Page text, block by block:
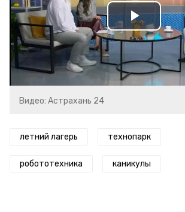
Play
Video
Видео: Астрахань 24
летний лагерь технопарк
робототехника каникулы